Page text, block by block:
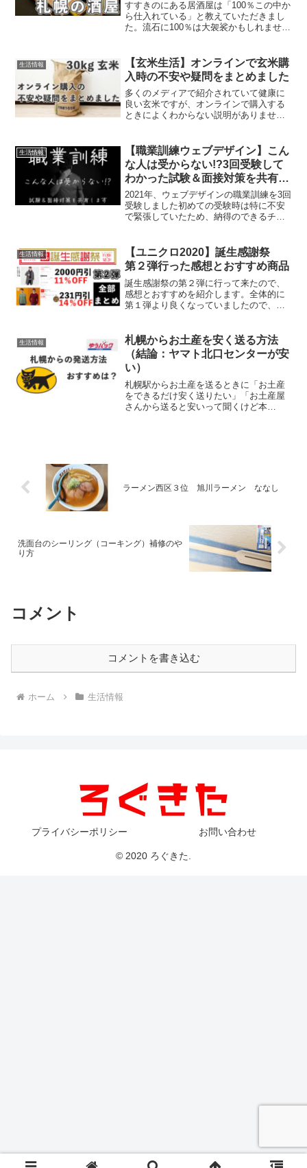
すすきのにある居酒屋は「100％この中か
ら仕入れている」と教えていただきまし
た。流石に100％は大袈裟かもしれません
を自宅でお得に楽しみたい方は利用して
みて下さい。順番...
生活情報
【玄米生活】オンラインで玄米購
入時の不安や疑問をまとめました
多くのメディアで紹介されていて健康に
良い玄米ですが、オンラインで購入する
ときによくわからない説明がありません
たことをまとめましたスーパーから購入
する初めての玄米の過去記...
生活情報
【職業訓練ウェブデザイン】こん
な人は受からない!?3回受験して
わかった試験＆面接対策を共有し
ます
2021年、ウェブデザインの職業訓練を3回
受験しました初めての受験時は特に不安
で緊張していたため、納得のできるチカ
校へ移ろうとして受験しましたここでは
2021年最新...
生活情報
【ユニクロ2020】誕生感謝祭
第２弾行った感想とおすすめ商品
誕生感謝祭の第２弾に行って来たので、
感想とおすすめを紹介します。全体的に
第１弾より良くなっていましたので、行
常や食べ物などについて発信していま
す。お役に立てたら幸いです...
生活情報
札幌からお土産を安く送る方法
（結論：ヤマト北口センターが安
い）
札幌駅からお土産を送るときに「お土産
をできるだけ安く送りたい」「お土産屋
さんから送ると安いって聞くけど本
ラーメン西区３位 旭川ラーメン ななし
洗面台のシーリング（コーキング）補修のや
り方
コメント
コメントを書き込む
ホーム 生活情報
プライバシーポリシー お問い合わせ
© 2020 ろぐきた.